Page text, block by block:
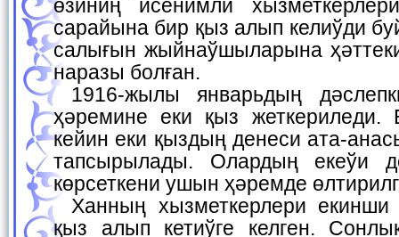
өзиниң исенимли
сарайына бир қыз алып келиўди
салығын жыйнаўшыларына
наразы болған.
1916-жылы январьдың дәслепки күнлеринде хан
ҳәремине еки қыз
кейин еки қыздың денеси ата-
тапсырылады. Олардың екеўи
көрсеткени ушын ҳәремде
Ханның хызметкерлери екинши рет Хожелиден 20
қыз алып кетиўге келген.